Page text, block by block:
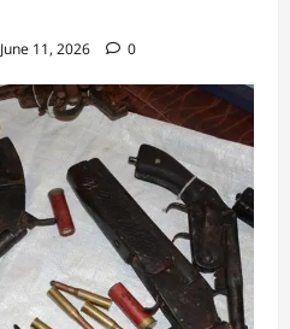
June 11, 2026 0